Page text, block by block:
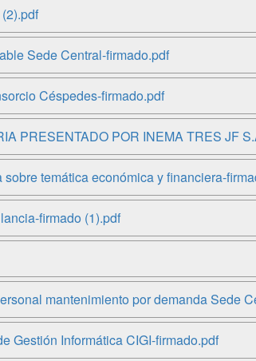
Sede Central-firmado.pdf
Céspedes-firmado.pdf
PRESENTADO POR INEMA TRES JF
temática económica y financiera-
firmado (1).pdf
mantenimiento por demanda Sede
Gestión Informática CIGI-firmado.pdf